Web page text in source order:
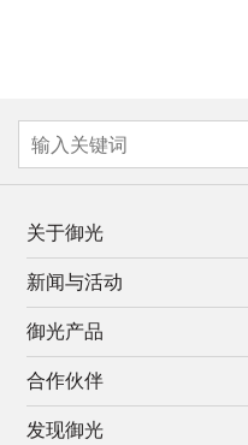
关于御光
新闻与活动
御光产品
合作伙伴
发现御光